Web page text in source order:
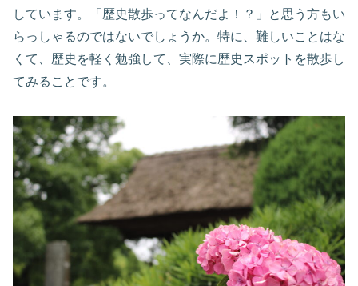
しています。「歴史散歩ってなんだよ！？」と思う方もい
らっしゃるのではないでしょうか。特に、難しいことはな
くて、歴史を軽く勉強して、実際に歴史スポットを散歩し
てみることです。